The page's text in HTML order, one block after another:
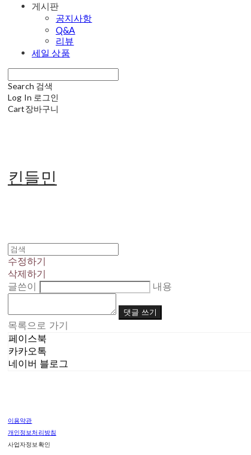
게시판
공지사항
Q&A
리뷰
세일 상품
Search 검색
Log In 로그인
Cart장바구니
킨들민
수정하기
삭제하기
글쓴이
내용
댓글 쓰기
목록으로 가기
페이스북
카카오톡
네이버 블로그
이용약관
개인정보처리방침
사업자정보확인